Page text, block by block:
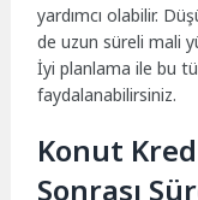
yardımcı olabilir.
de uzun süreli mali
İyi planlama ile bu
faydalanabilirsiniz.
Konut
Sonrası